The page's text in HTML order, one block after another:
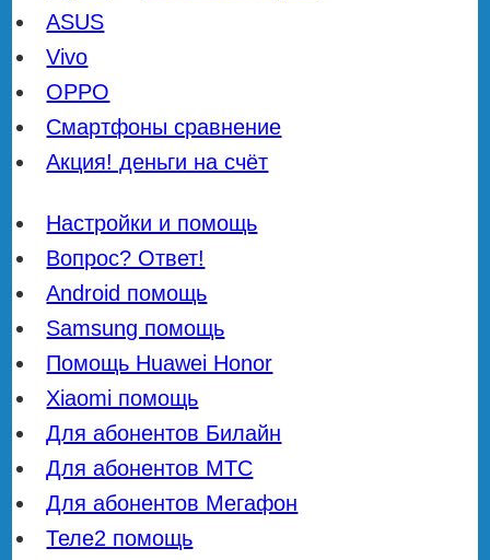
ASUS
Vivo
OPPO
Смартфоны сравнение
Акция! деньги на счёт
Настройки и помощь
Вопрос? Ответ!
Android помощь
Samsung помощь
Помощь Huawei Honor
Xiaomi помощь
Для абонентов Билайн
Для абонентов МТС
Для абонентов Мегафон
Теле2 помощь